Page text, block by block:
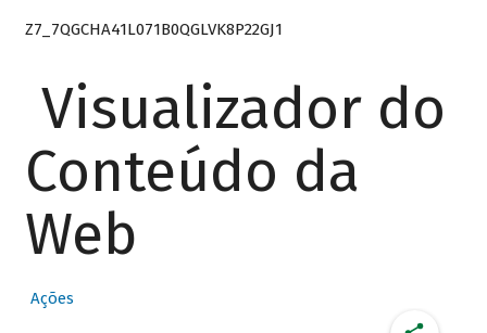
Z7_7QGCHA41L071B0QGLVK8P22GJ1
Visualizador do
Conteúdo da
Web
Ações